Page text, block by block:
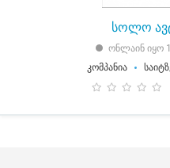
სოლო
ონლაინ იყო
კომპანია